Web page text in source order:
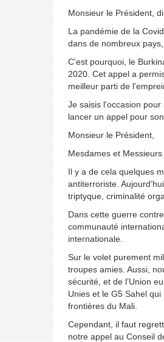
Monsieur le Président,
La pandémie de la
dans de nombreux
C'est pourquoi, le
2020. Cet appel a
meilleur parti de
Je saisis l'occasion
lancer un appel pour
Monsieur le Président,
Mesdames et
Il y a de cela quelques
antiterroriste.
triptyque, criminalité
Dans cette guerre
communauté
internationale.
Sur le volet purement
troupes amies. Aussi,
sécurité, et de l’Union
Unies et le G5 Sahel
frontières du Mali.
Cependant, il faut
notre appel au Conseil